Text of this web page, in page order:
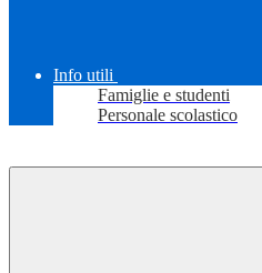
Info utili
Famiglie e studenti
Personale scolastico